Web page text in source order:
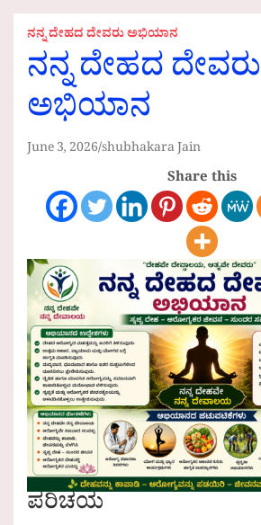
ನನ್ನ ದೇಹದ ದೇವರು ಅಭಿಯಾನ
ನನ್ನ ದೇಹದ ದೇವರು
ಅಭಿಯಾನ
June 3, 2026 shubhakara Jain
Share this
ಪರಿಚಯ